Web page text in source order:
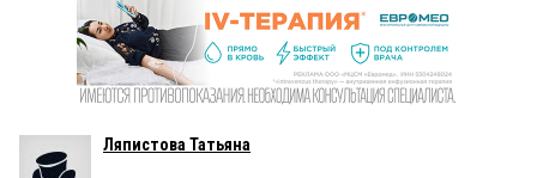
Ляпистова Татьяна